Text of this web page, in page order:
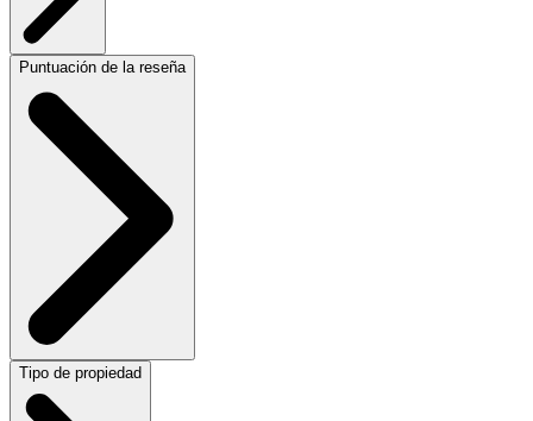
Puntuación de la reseña
Tipo de propiedad